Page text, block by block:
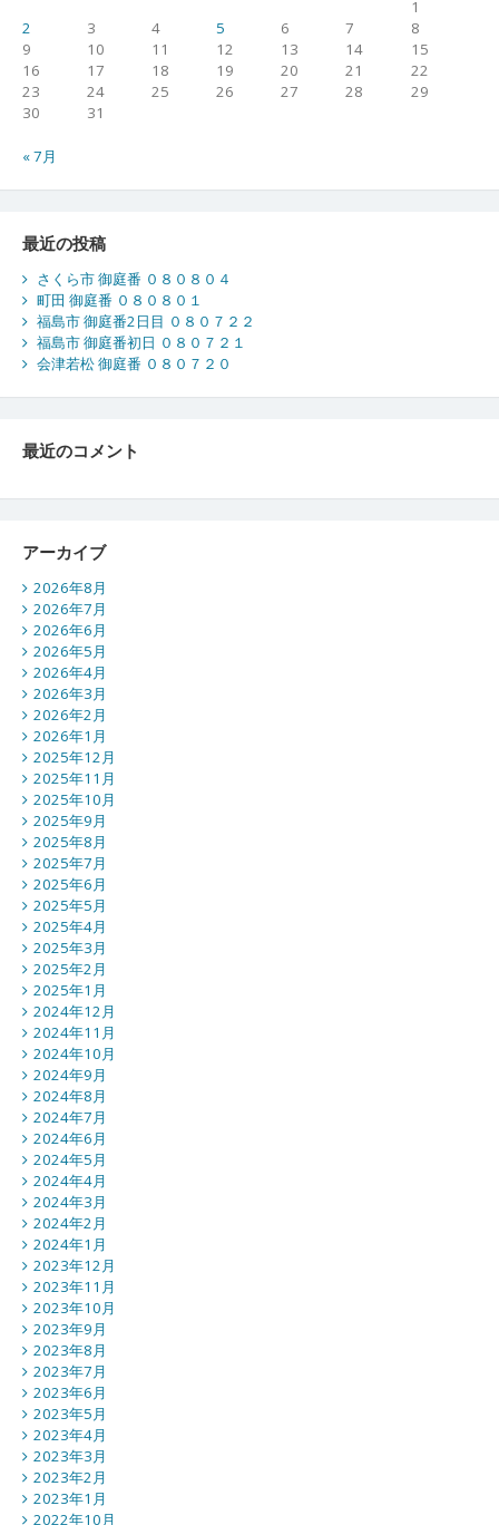
1
2
3 4 5 6 7
8
9
10 11 12 13 14
15
16
17 18 19 20 21
22
23
24 25 26 27 28
29
30
31
« 7月
最近の投稿
さくら市 御庭番 ０８０８０４
町田 御庭番 ０８０８０１
福島市 御庭番2日目 ０８０７２２
福島市 御庭番初日 ０８０７２１
会津若松 御庭番 ０８０７２０
最近のコメント
アーカイブ
2026年8月
2026年7月
2026年6月
2026年5月
2026年4月
2026年3月
2026年2月
2026年1月
2025年12月
2025年11月
2025年10月
2025年9月
2025年8月
2025年7月
2025年6月
2025年5月
2025年4月
2025年3月
2025年2月
2025年1月
2024年12月
2024年11月
2024年10月
2024年9月
2024年8月
2024年7月
2024年6月
2024年5月
2024年4月
2024年3月
2024年2月
2024年1月
2023年12月
2023年11月
2023年10月
2023年9月
2023年8月
2023年7月
2023年6月
2023年5月
2023年4月
2023年3月
2023年2月
2023年1月
2022年10月